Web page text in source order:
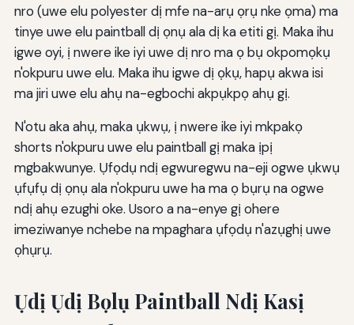
nro (uwe elu polyester dị mfe na-arụ ọrụ nke ọma) ma
tinye uwe elu paintball dị ọnụ ala dị ka etiti gị. Maka ihu
igwe oyi, ị nwere ike iyi uwe dị nro ma ọ bụ okpomọkụ
n'okpuru uwe elu. Maka ihu igwe dị ọkụ, hapụ akwa isi
ma jiri uwe elu ahụ na-egbochi akpụkpọ ahụ gị.
N'otu aka ahụ, maka ụkwụ, ị nwere ike iyi mkpakọ
shorts n'okpuru uwe elu paintball gị maka ịpị
mgbakwunye. Ụfọdụ ndị egwuregwu na-eji ogwe ụkwụ
ụfụfụ dị ọnụ ala n'okpuru uwe ha ma ọ bụrụ na ogwe
ndị ahụ ezughi oke. Usoro a na-enye gị ohere
imeziwanye nchebe na mpaghara ụfọdụ n'azụghị uwe
ọhụrụ.
Ụdị Ụdị Bọlụ Paintball Ndị Kasị